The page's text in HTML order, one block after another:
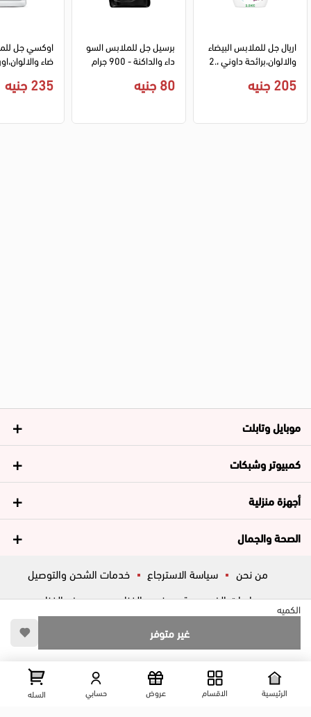
الكميه
غير متوفر
والالوان،برائحة داوني ،2.
205 جنيه
برسيل جل للملابس السو
داء والداكنة - 900 جرام
80 جنيه
اوكسي جل
235 جنيه
موبايل وتابلت
كمبيوتر وشبكات
أجهزة منزلية
الصحة والجمال
من نحن سياسة الاسترجاع
خدمات الشحن والتوصيل
سياسات الخصوصية
فروع الغزاوي
عروض الغزاوي
شارع المكاتب, الزقازيق , الشرقية, مصر عرض علي الخريطه
الرئيسية الاقسام عروض حسابي السله